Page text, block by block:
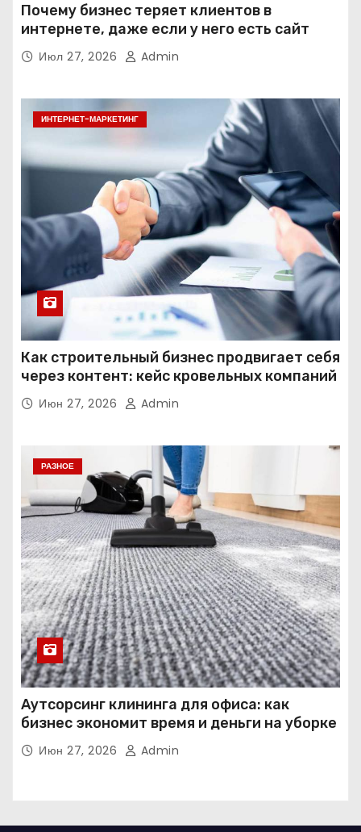
Почему бизнес теряет клиентов в
интернете, даже если у него есть сайт
Июл 27, 2026 Admin
ИНТЕРНЕТ-МАРКЕТИНГ
Как строительный бизнес продвигает себя
через контент: кейс кровельных компаний
Июн 27, 2026 Admin
РАЗНОЕ
Аутсорсинг клининга для офиса: как
бизнес экономит время и деньги на уборке
Июн 27, 2026 Admin